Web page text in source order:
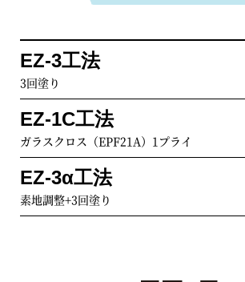
LR-1M工法
チョップマット1プライ+サーフェイスマット
LR-2M工法
チョップマット2プライ+サーフェイスマット
LR-F工法
ガラスフレーク2層塗り
EZ-3工法
3回塗り
EZ-1C工法
ガラスクロス（EPF21A）1プライ
EZ-3α工法
素地調整+3回塗り
エポキシ樹脂2回塗り
下水道事業団A種適合
ESY A工法
エポキシ樹脂1回塗り【耐有機酸仕様】
下水道事業団B種適合
ES B工法
エポキシ樹脂3回塗り
ライニング用
タイプ
新設時
3層塗り